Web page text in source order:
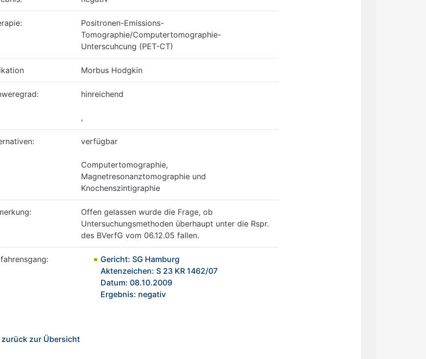
Positronen-Emissions-
Tomographie/Computertomographie-
Unterscuhcung (PET-CT)
Morbus Hodgkin
hinreichend
,
verfügbar
Computertomographie,
Magnetresonanztomographie und
Knochenszintigraphie
Offen gelassen wurde die Frage, ob
Untersuchungsmethoden überhaupt unter die Rspr.
des BVerfG vom 06.12.05 fallen.
Gericht: SG Hamburg
Aktenzeichen: S 23 KR 1462/07
Datum: 08.10.2009
Ergebnis: negativ
zurück zur Übersicht